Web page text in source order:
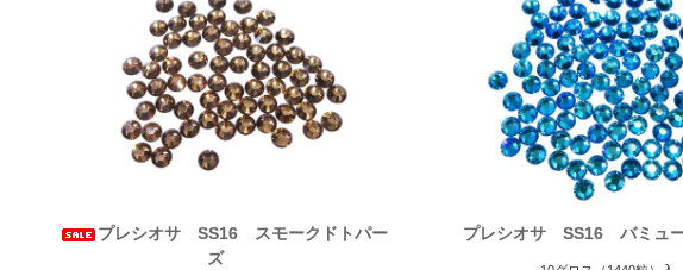
プレシオサ SS16 スモークドトパー
ズ
プレシオサ SS16 バミュ